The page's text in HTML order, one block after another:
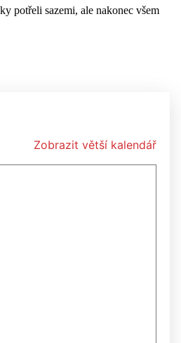
potřeli sazemi, ale nakonec všem
Zobrazit větší kalendář